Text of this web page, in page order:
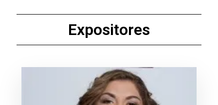
Expositores